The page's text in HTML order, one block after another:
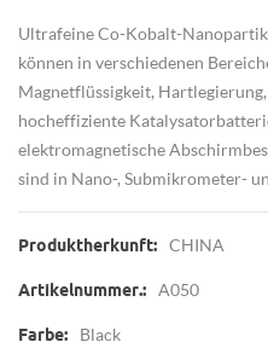
Ultrafeine Co-Kobalt-
können in verschiedenen
Magnetflüssigkeit,
hocheffiziente
elektromagnetische
sind in Nano-, Submikrometer-
Produktherkunft: CHINA
Artikelnummer.: A050
Farbe: Black